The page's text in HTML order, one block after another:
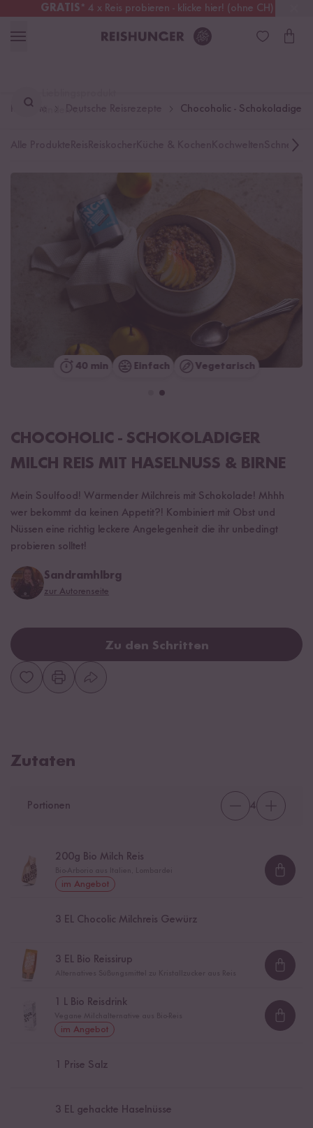
GRATIS* 4 x Reis probieren - klicke hier! (ohne CH)
Schweiz Alle Zölle & Steuern inklusive
finden ...
Rezepte Chocoholic - Schokoladiger
Schnelle
40 min Einfach Vegetarisch
CHOCOHOLIC - SCHOKOLADIGER
MILCH REIS MIT HASELNUSS & BIRNE
Mein Soulfood! Wärmender Milchreis mit Schokolade! Mhhh
wer bekommt da keinen Appetit?! Kombiniert mit Obst und
Nüssen eine richtig leckere Angelegenheit die ihr unbedingt
probieren solltet!
Sandramhlbrg
zur Autorenseite
Zu den Schritten
Zutaten
Portionen 4
200g Bio Milch Reis
im Angebot
3 EL Chocolic Milchreis Gewürz
3 EL Bio Reissirup
L Bio Reisdrink
im Angebot
1 Prise Salz
3 EL gehackte Haselnüsse